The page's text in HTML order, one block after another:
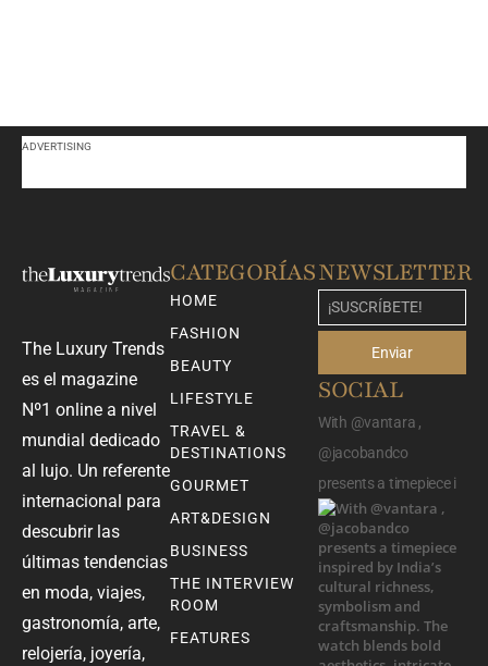
ADVERTISING
The Luxury Trends
es el magazine
Nº1 online a nivel
mundial dedicado
al lujo. Un referente
internacional para
descubrir las
últimas tendencias
en moda, viajes,
gastronomía, arte,
relojería, joyería,
CATEGORÍAS
HOME
FASHION
BEAUTY
LIFESTYLE
TRAVEL &
DESTINATIONS
GOURMET
ART&DESIGN
BUSINESS
THE INTERVIEW
ROOM
FEATURES
NEWSLETTER
Enviar
SOCIAL
With @vantara ,
@jacobandco
presents a timepiece i